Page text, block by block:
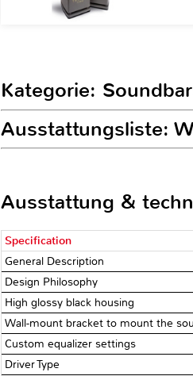
Kategorie:
Ausstattungsliste:
Ausstattung &
Specification
General Description
Design Philosophy
High glossy black housing
Wall-mount bracket to mount the
Custom equalizer settings
Driver Type